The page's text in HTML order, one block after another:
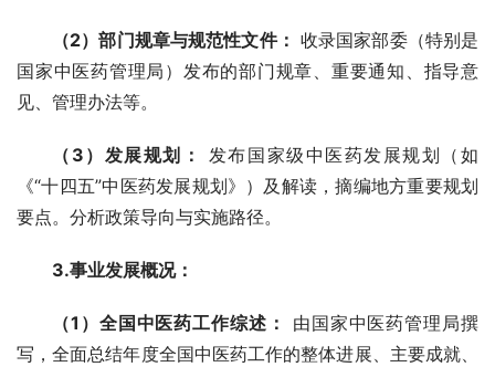
（2）部门规章与规范性文件： 收录国家部委（特别是
国家中医药管理局）发布的部门规章、重要通知、指导意
见、管理办法等。
（3）发展规划：
发布国家级中医药发展规划（如
《“十四五”中医药发展规划》）及解读，摘编地方重要规划
要点。分析政策导向与实施路径。
3.事业发展概况：
（1）全国中医药工作综述：
由国家中医药管理局撰
写，全面总结年度全国中医药工作的整体进展、主要成就、